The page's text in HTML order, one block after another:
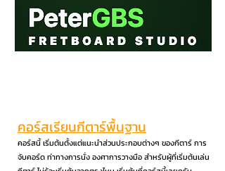
คอร์สเรียนกีตาร์พื้นฐาน
คอร์สนี้ เริ่มต้นตั้งแต่แนะนำส่วนประกอบต่างๆ ของกีตาร์ การ
จับคอร์ด ท่าทางการนั่ง องศาการวางมือ สำหรับผู้ที่เริ่มต้นเล่น